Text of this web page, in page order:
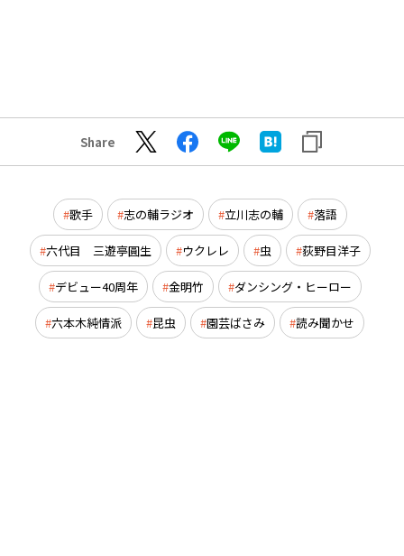
Share
歌手 志の輔ラジオ 立川志の輔 落語
六代目 三遊亭圓生 ウクレレ 虫 荻野目洋子
デビュー40周年 金明竹 ダンシング・ヒーロー
六本木純情派 昆虫 園芸ばさみ 読み聞かせ